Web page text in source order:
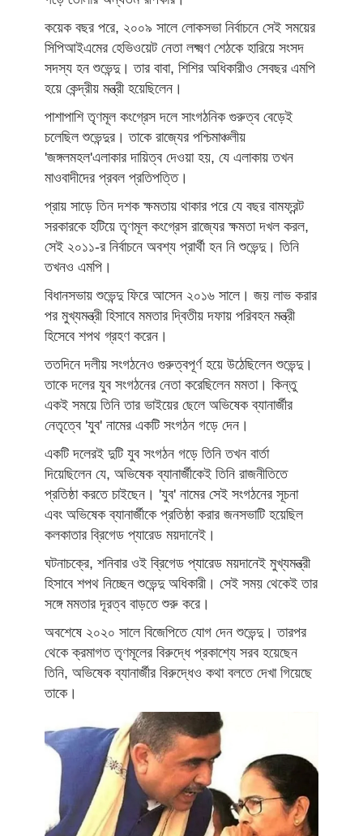
কয়েক বছর পরে, ২০০৯ সালে লোকসভা নির্বাচনে সেই সময়ের
সিপিআইএমের হেভিওয়েট নেতা লক্ষ্মণ শেঠকে হারিয়ে সংসদ
সদস্য হন শুভেন্দু। তার বাবা, শিশির অধিকারীও সেবছর এমপি
হয়ে কেন্দ্রীয় মন্ত্রী হয়েছিলেন।
পাশাপাশি তৃণমূল কংগ্রেস দলে সাংগঠনিক গুরুত্ব বেড়েই
চলেছিল শুভেন্দুর। তাকে রাজ্যের পশ্চিমাঞ্চলীয়
'জঙ্গলমহল'এলাকার দায়িত্ব দেওয়া হয়, যে এলাকায় তখন
মাওবাদীদের প্রবল প্রতিপত্তি।
প্রায় সাড়ে তিন দশক ক্ষমতায় থাকার পরে যে বছর বামফ্রন্ট
সরকারকে হটিয়ে তৃণমূল কংগ্রেস রাজ্যের ক্ষমতা দখল করল,
সেই ২০১১-র নির্বাচনে অবশ্য প্রার্থী হন নি শুভেন্দু। তিনি
তখনও এমপি।
বিধানসভায় শুভেন্দু ফিরে আসেন ২০১৬ সালে। জয় লাভ করার
পর মুখ্যমন্ত্রী হিসাবে মমতার দ্বিতীয় দফায় পরিবহন মন্ত্রী
হিসেবে শপথ গ্রহণ করেন।
ততদিনে দলীয় সংগঠনেও গুরুত্বপূর্ণ হয়ে উঠেছিলেন শুভেন্দু।
তাকে দলের যুব সংগঠনের নেতা করেছিলেন মমতা। কিন্তু
একই সময়ে তিনি তার ভাইয়ের ছেলে অভিষেক ব্যানার্জীর
নেতৃত্বে 'যুব' নামের একটি সংগঠন গড়ে দেন।
একটি দলেরই দুটি যুব সংগঠন গড়ে তিনি তখন বার্তা
দিয়েছিলেন যে, অভিষেক ব্যানার্জীকেই তিনি রাজনীতিতে
প্রতিষ্ঠা করতে চাইছেন। 'যুব' নামের সেই সংগঠনের সূচনা
এবং অভিষেক ব্যানার্জীকে প্রতিষ্ঠা করার জনসভাটি হয়েছিল
কলকাতার ব্রিগেড প্যারেড ময়দানেই।
ঘটনাচক্রে, শনিবার ওই ব্রিগেড প্যারেড ময়দানেই মুখ্যমন্ত্রী
হিসাবে শপথ নিচ্ছেন শুভেন্দু অধিকারী। সেই সময় থেকেই তার
সঙ্গে মমতার দূরত্ব বাড়তে শুরু করে।
অবশেষে ২০২০ সালে বিজেপিতে যোগ দেন শুভেন্দু। তারপর
থেকে ক্রমাগত তৃণমূলের বিরুদ্ধে প্রকাশ্যে সরব হয়েছেন
তিনি, অভিষেক ব্যানার্জীর বিরুদ্ধেও কথা বলতে দেখা গিয়েছে
তাকে।